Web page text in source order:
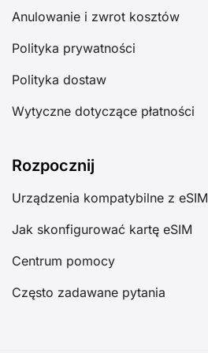
Anulowanie i zwrot kosztów
Polityka prywatności
Polityka dostaw
Wytyczne dotyczące płatności
Rozpocznij
Urządzenia kompatybilne z eSIM
Jak skonfigurować kartę eSIM
Centrum pomocy
Często zadawane pytania